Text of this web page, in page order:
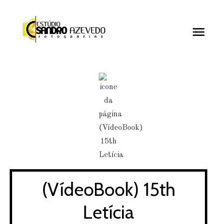
menu
(VídeoBook) 15th
Letícia